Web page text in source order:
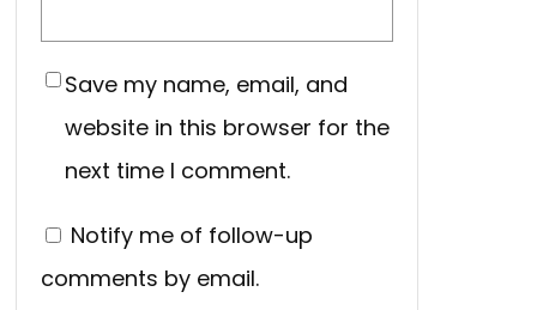
Save my name, email, and
website in this browser for the
next time I comment.
Notify me of follow-up
comments by email.